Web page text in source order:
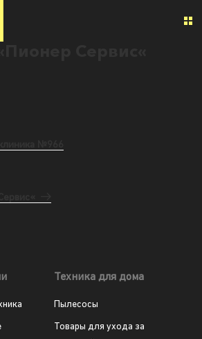
Техника для дома
Пылесосы
Товары для ухода за